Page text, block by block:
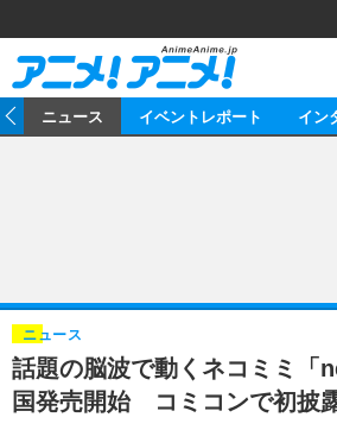
ゲーム
イベント
海外イベント
俳優・タレント
ビジネス
アニメ
書評
動画
ニュース イベントレポート イン
話題の脳波で動くネコミミ「
国発売開始 コミコンで初披
ニュース